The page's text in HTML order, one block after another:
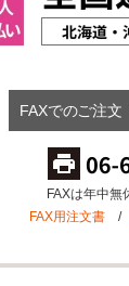
FAXでのご注文
FAXは年中無
FAX用注文書/